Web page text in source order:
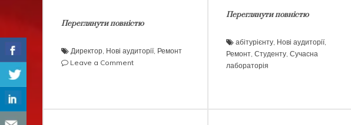
Переглянути повністю
Директор Нові аудиторії, Ремонт
Leave a Commenton
аудиторій
Переглянути повністю
абітурієнту, Нові аудиторії,
Ремонт, Студенту, Сучасна
лабораторія